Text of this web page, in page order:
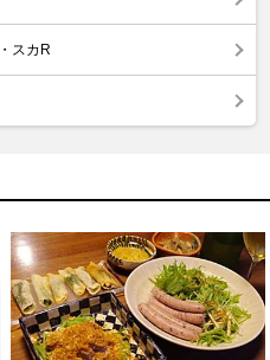
スカR